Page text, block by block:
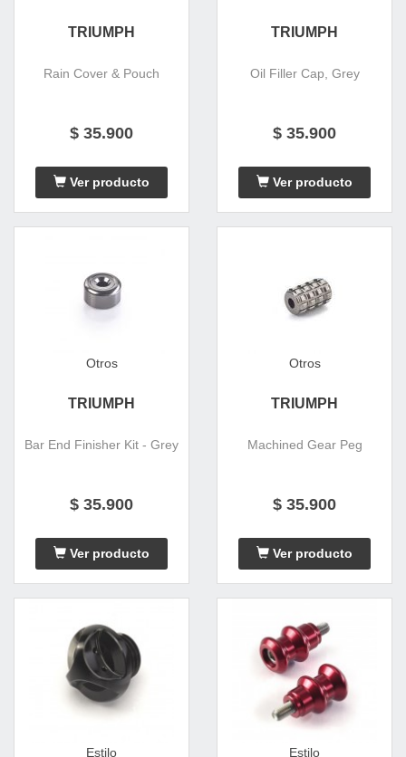
TRIUMPH
Rain Cover & Pouch
$ 35.900
Ver producto
TRIUMPH
Oil Filler Cap, Grey
$ 35.900
Ver producto
Otros
TRIUMPH
Bar End Finisher Kit - Grey
$ 35.900
Ver producto
Otros
TRIUMPH
Machined Gear Peg
$ 35.900
Ver producto
Estilo Estilo